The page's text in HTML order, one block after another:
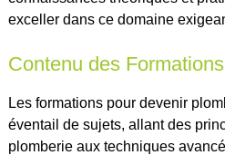
exceller dans ce domaine
Contenu des
Les formations pour devenir
éventail de sujets, allant des
plomberie aux techniques